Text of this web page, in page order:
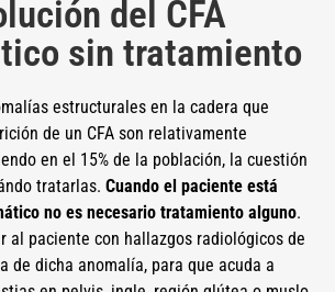
del CFA
sin tratamiento
estructurales en la cadera que
de un CFA son relativamente
en el 15% de la población, la cuestión
tratarlas. Cuando el paciente está
no es necesario tratamiento alguno.
al paciente con hallazgos radiológicos de
de dicha anomalía, para que acuda a